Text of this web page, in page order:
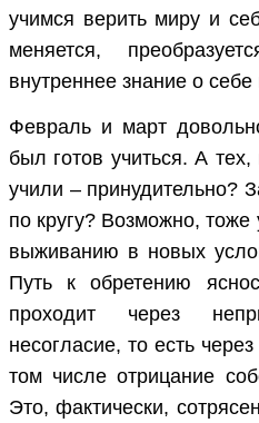
учимся верить миру и
меняется,
внутреннее знание о
Февраль и март
был готов учиться. А
учили – принудительно?
по кругу? Возможно,
выживанию в новых
Путь к обретению
проходит через
несогласие, то есть
том числе отрицание
Это, фактически,